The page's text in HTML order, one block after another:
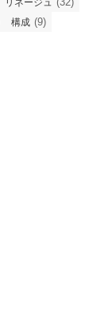
リネージュ
構成 (9)